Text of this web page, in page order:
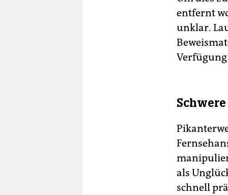
entfernt
unklar.
Verfügung
als
schnell